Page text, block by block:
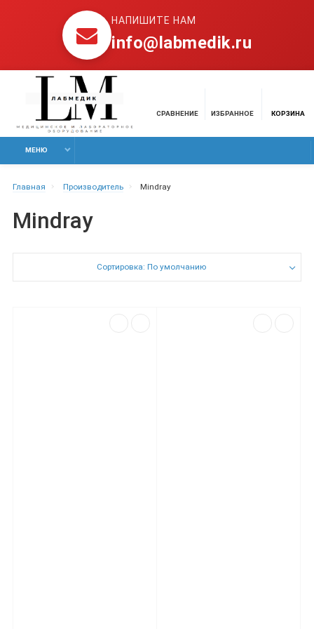
НАПИШИТЕ НАМ
info@labmedik.ru
СРАВНЕНИЕ ИЗБРАННОЕ КОРЗИНА
МЕНЮ
Главная Производитель Mindray
Mindray
Сортировка: По умолчанию